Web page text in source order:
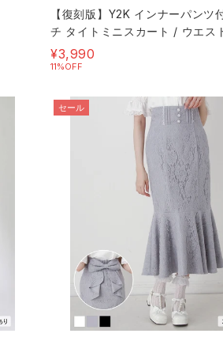
【復刻版】Y2K インナーパンツ
チ タイトミニスカート / ウエス
ストレッチ 透けにくい
¥3,990
11%OFF
セール